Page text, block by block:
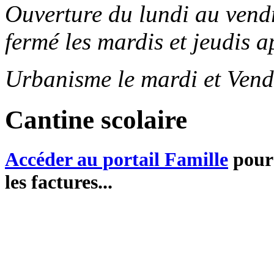
Ouverture du lundi au
fermé les mardis et jeudis
Urbanisme le mardi et
Cantine scolaire
Accéder au portail Famille
les factures...